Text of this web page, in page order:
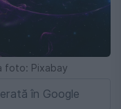
foto: Pixabay
în Google